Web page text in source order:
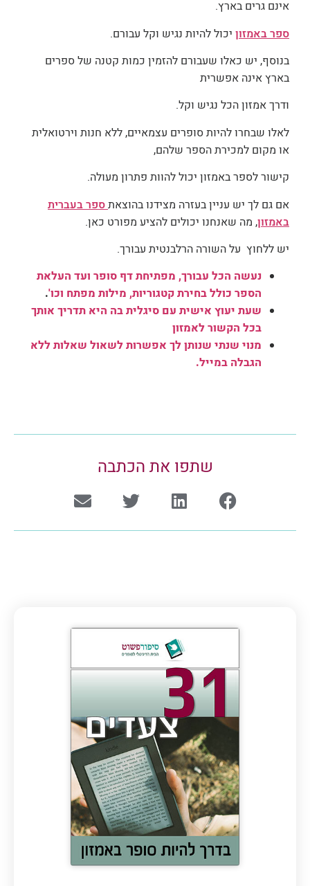
אינם גרים בארץ.
ספר באמזוןיכול להיות נגיש וקל עבורם.
בנוסף, יש כאלו שעבורם להזמין כמות קטנה של ספרים
בארץ אינה אפשרית
ודרך אמזון הכל נגיש וקל.
לאלו שבחרו להיות סופרים עצמאיים, ללא חנות וירטואלית
או מקום למכירת הספר שלהם,
קישור לספר באמזון יכול להוות פתרון מעולה.
אם גם לך יש עניין בעזרה מצידנו בהוצאתספר בעברית
באמזון, מה שאנחנו יכולים להציע מפורט כאן.
יש ללחוץ על השורה הרלבנטית עבורך.
נעשה הכל עבורך, מפתיחת דף סופר ועד העלאת
הספר כולל בחירת קטגוריות, מילות מפתח וכו'.
שעת יעוץ אישית עם סיגלית בה היא תדריך אותך
בכל הקשור לאמזון
מנוי שנתי שנותן לך אפשרות לשאול שאלות ללא
הגבלה במייל.
שתפו את הכתבה